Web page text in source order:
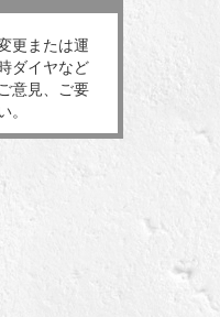
更または運
ダイヤなど
意見、ご要
。